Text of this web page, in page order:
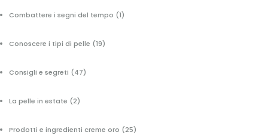
Combattere i segni del tempo (1)
Conoscere i tipi di pelle (19)
Consigli e segreti (47)
La pelle in estate (2)
Prodotti e ingredienti creme oro (25)